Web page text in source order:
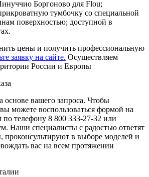
Боргоново для Flou;
тумбочку со специальной
поверхностью; доступной в
цены и получить профессиональную
заявку на сайте. Осуществляем
России и Европы
основе вашего запроса. Чтобы
можете воспользоваться формой на
по телефону 8 800 333-27-32 или
Наши специалисты с радостью ответят
проконсультируют в выборе моделей и
вас на всем протяжении